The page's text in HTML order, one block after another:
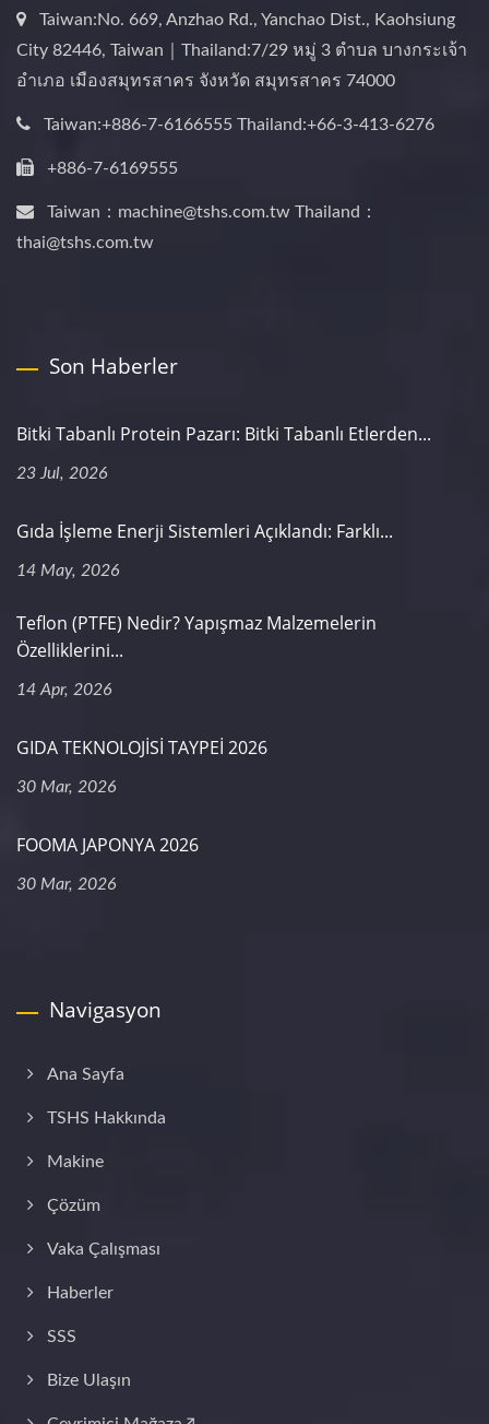
Taiwan:No. 669, Anzhao Rd., Yanchao Dist., Kaohsiung
City 82446, Taiwan｜Thailand:7/29 หมู่ 3 ตำบล บางกระเจ้า
อำเภอ เมืองสมุทรสาคร จังหวัด สมุทรสาคร 74000
Taiwan:+886-7-6166555 Thailand:+66-3-413-6276
+886-7-6169555
Taiwan：machine@tshs.com.tw Thailand：
thai@tshs.com.tw
Son Haberler
Bitki Tabanlı Protein Pazarı: Bitki Tabanlı Etlerden...
23 Jul, 2026
Gıda İşleme Enerji Sistemleri Açıklandı: Farklı...
14 May, 2026
Teflon (PTFE) Nedir? Yapışmaz Malzemelerin
Özelliklerini...
14 Apr, 2026
GIDA TEKNOLOJİSİ TAYPEİ 2026
30 Mar, 2026
FOOMA JAPONYA 2026
30 Mar, 2026
Navigasyon
Ana Sayfa
TSHS Hakkında
Makine
Çözüm
Vaka Çalışması
Haberler
SSS
Bize Ulaşın